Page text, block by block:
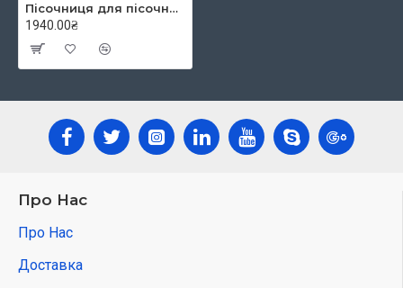
Заняття пісочною терапією допомагають:
розібратися у собі, візуалізувати внутрішній світ;
побудувати "ідеальний світ";
самостійно виходити із проблемних ситуацій;
відчути комфорт та спокій;
образне мислення;
ігор із піском, для підготовки до школи.
Пісочниця для пісочної терапії, 70*50*8 см
1940.00₴
Про Нас
Про Нас
Доставка